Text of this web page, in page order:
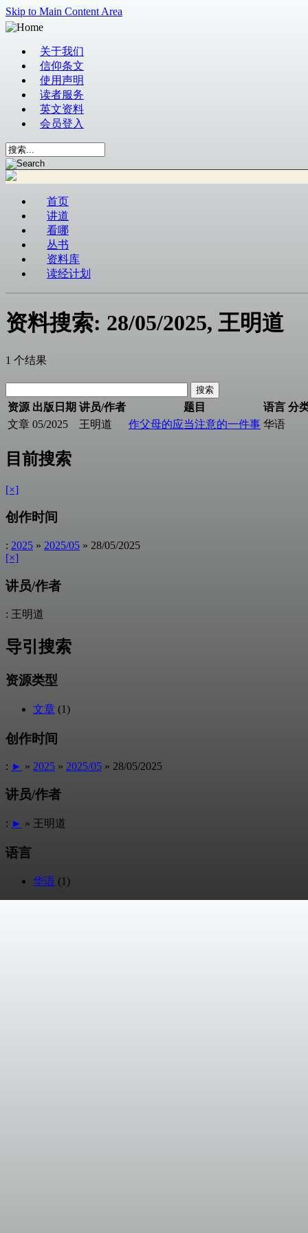
Skip to Main Content Area
关于我们
信仰条文
使用声明
读者服务
英文资料
会员登入
首页
讲道
看哪
丛书
资料库
读经计划
资料搜索: 28/05/2025, 王明道
1 个结果
资源 出版日期 讲员/作者 题目 语言 分
文章 05/2025 王明道 作父母的应当注意的一件事 华语
目前搜索
[×]
创作时间
: 2025 » 2025/05 » 28/05/2025
[×]
讲员/作者
: 王明道
导引搜索
资源类型
文章 (1)
创作时间
: ► » 2025 » 2025/05 » 28/05/2025
讲员/作者
: ► » 王明道
语言
华语 (1)